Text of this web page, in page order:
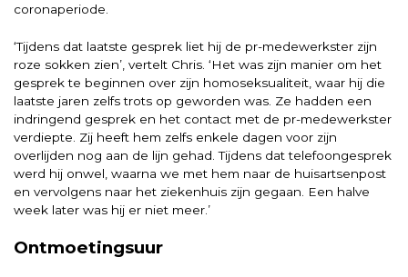
coronaperiode.
‘Tijdens dat laatste gesprek liet hij de pr-medewerkster zijn
roze sokken zien’, vertelt Chris. ‘Het was zijn manier om het
gesprek te beginnen over zijn homoseksualiteit, waar hij die
laatste jaren zelfs trots op geworden was. Ze hadden een
indringend gesprek en het contact met de pr-medewerkster
verdiepte. Zij heeft hem zelfs enkele dagen voor zijn
overlijden nog aan de lijn gehad. Tijdens dat telefoongesprek
werd hij onwel, waarna we met hem naar de huisartsenpost
en vervolgens naar het ziekenhuis zijn gegaan. Een halve
week later was hij er niet meer.’
Ontmoetingsuur